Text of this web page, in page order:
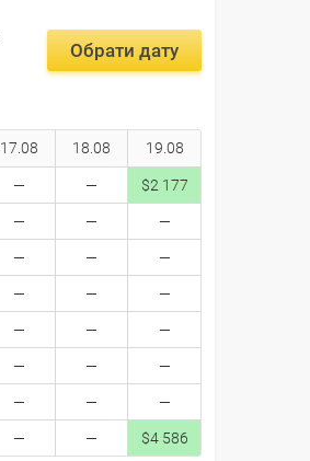
Обрати дату
17.08 18.08 19.08
$2 177
$4 586